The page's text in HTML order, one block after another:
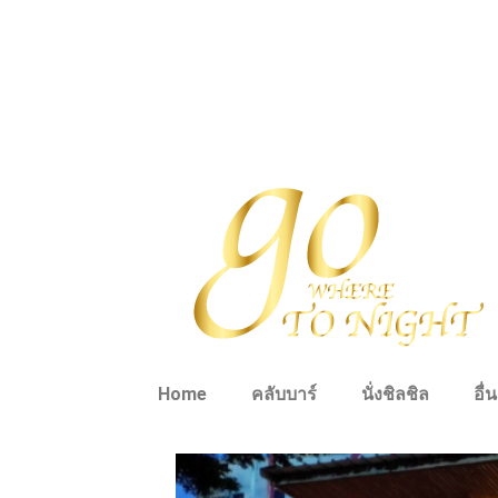
Home คลับบาร์ นั่งชิลชิล อื่